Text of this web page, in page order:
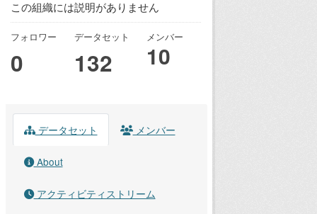
この組織には説明がありません
フォロワー
0
データセット
132
メンバー
10
データセット メンバー
About
アクティビティストリーム